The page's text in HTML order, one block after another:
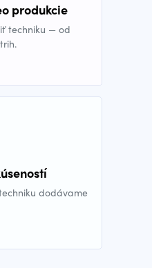
produkcie
techniku — od
dodávame